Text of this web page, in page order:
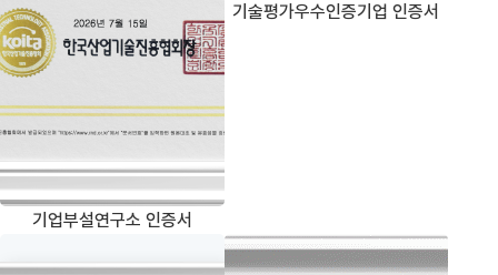
기업부설연구소 인증서
기술평가우수인증기업 인증서
벤처기업확인서